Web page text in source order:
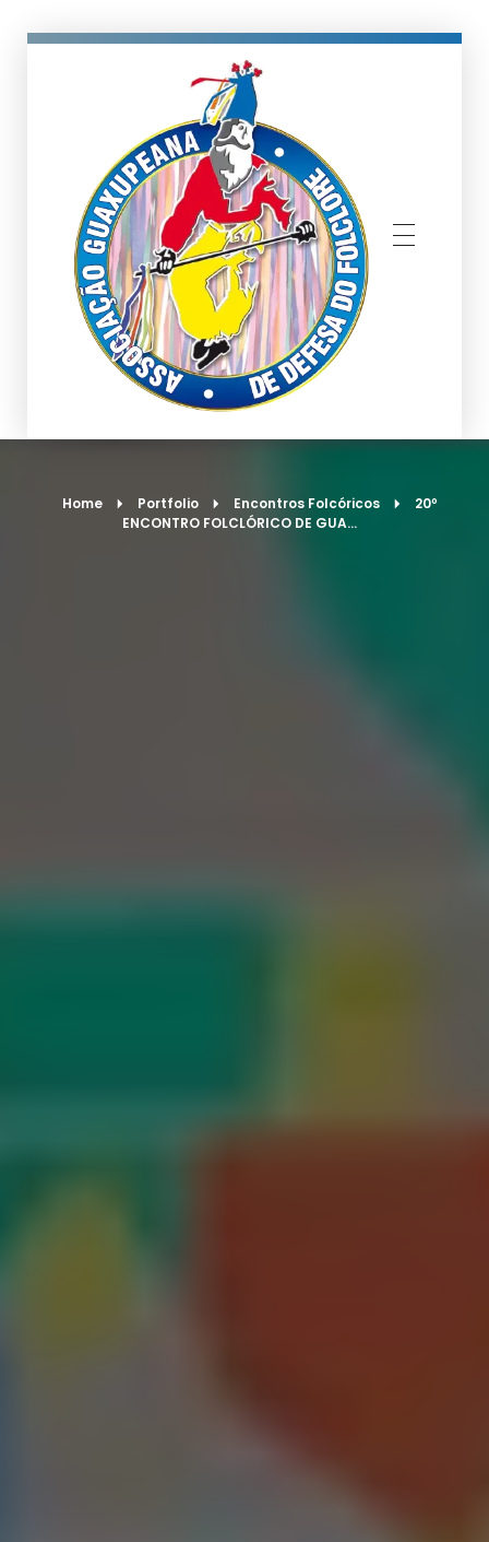
Home Portfolio Encontros Folcóricos
20º
ENCONTRO FOLCLÓRICO DE GUA...